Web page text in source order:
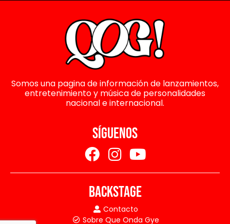
Somos una pagina de información de lanzamientos,
entretenimiento y música de personalidades
nacional e internacional.
SÍGUENOS
BACKSTAGE
Contacto
Sobre Que Onda Gye